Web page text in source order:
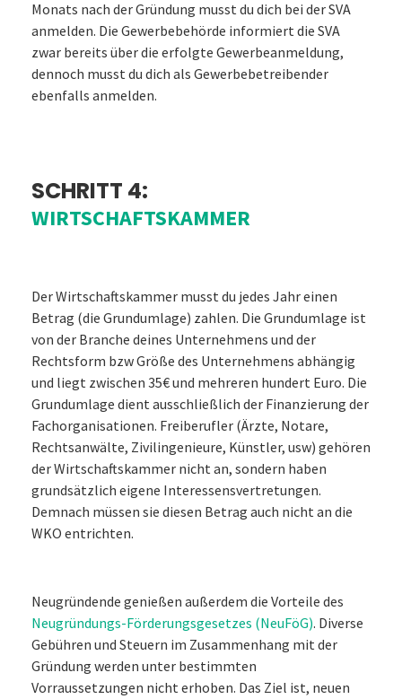
Monats nach der Gründung musst du dich bei der SVA
anmelden. Die Gewerbebehörde informiert die SVA
zwar bereits über die erfolgte Gewerbeanmeldung,
dennoch musst du dich als Gewerbebetreibender
ebenfalls anmelden.
SCHRITT 4:
WIRTSCHAFTSKAMMER
Der Wirtschaftskammer musst du jedes Jahr einen
Betrag (die Grundumlage) zahlen. Die Grundumlage ist
von der Branche deines Unternehmens und der
Rechtsform bzw Größe des Unternehmens abhängig
und liegt zwischen 35€ und mehreren hundert Euro. Die
Grundumlage dient ausschließlich der Finanzierung der
Fachorganisationen. Freiberufler (Ärzte, Notare,
Rechtsanwälte, Zivilingenieure, Künstler, usw) gehören
der Wirtschaftskammer nicht an, sondern haben
grundsätzlich eigene Interessensvertretungen.
Demnach müssen sie diesen Betrag auch nicht an die
WKO entrichten.
Neugründende genießen außerdem die Vorteile des
Neugründungs-Förderungsgesetzes (NeuFöG). Diverse
Gebühren und Steuern im Zusammenhang mit der
Gründung werden unter bestimmten
Vorraussetzungen nicht erhoben. Das Ziel ist, neuen